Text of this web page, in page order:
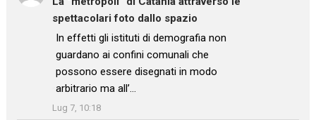
spettacolari foto dallo spazio
: “
In effetti gli istituti di demografia non
guardano ai confini comunali che
possono essere disegnati in modo
arbitrario ma all’…
”
Lug 7, 10:18